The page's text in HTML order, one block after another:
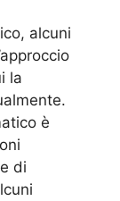
alcuni
la
è
di